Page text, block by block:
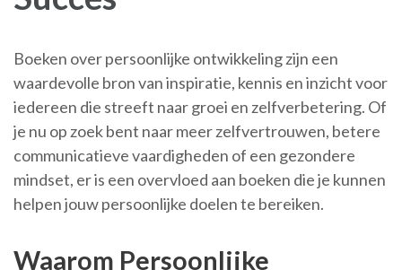
Boeken over persoonlijke ontwikkeling zijn een
waardevolle bron van inspiratie, kennis en inzicht voor
iedereen die streeft naar groei en zelfverbetering. Of
je nu op zoek bent naar meer zelfvertrouwen, betere
communicatieve vaardigheden of een gezondere
mindset, er is een overvloed aan boeken die je kunnen
helpen jouw persoonlijke doelen te bereiken.
Waarom Persoonlijke